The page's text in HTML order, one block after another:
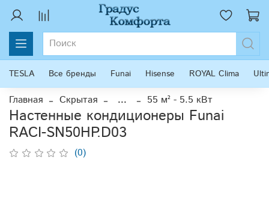
TESLA Все бренды Funai Hisense ROYAL Clima
Главная Скрытая ... 55 м² - 5.5 кВт
Настенные кондиционеры Funai
RACI-SN50HP.D03
(0)